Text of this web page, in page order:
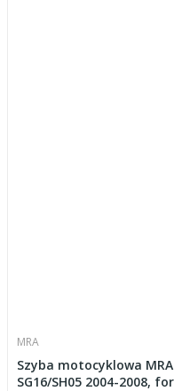
MRA
Szyba motocyklowa MRA
SG16/SH05 2004-2008,